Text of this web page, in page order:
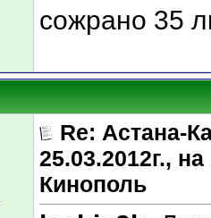
сожрано 35
Re: Астана-
25.03.2012г.,
Кинополь